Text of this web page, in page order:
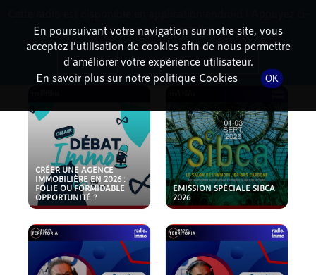
PODCASTS
CRÉER UNE AGENCE
IMMOBILIÈRE EN 2026 :
FOLIE OU FORMIDABLE
OPPORTUNITÉ ?
EMISSION SPÉCIALE SIBCA
2026
En poursuivant votre navigation sur notre site, vous
acceptez l’utilisation de cookies afin de nous permettre
d’améliorer votre expérience utilisateur.
En savoir plus sur notre politique Cookies
OK
dessous pour l'installer.
Non merci Télécharger l'application